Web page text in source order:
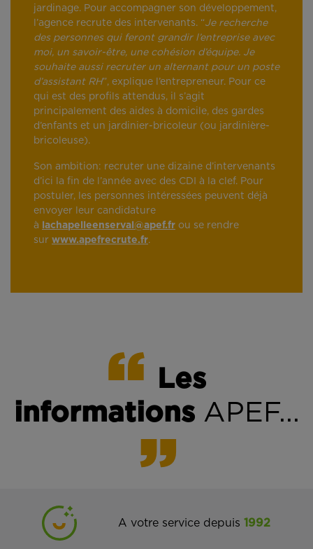
jardinage. Pour accompagner son développement,
l’agence recrute des intervenants. “Je recherche
des personnes qui feront grandir l’entreprise avec
moi, un savoir-être, une cohésion d’équipe. Je
souhaite aussi recruter un alternant pour un poste
d’assistant RH”, explique l’entrepreneur. Pour ce
qui est des profils attendus, il s’agit
principalement des aides à domicile, des gardes
d’enfants et un jardinier-bricoleur (ou jardinière-
bricoleuse).
Son ambition: recruter une dizaine d’intervenants
d’ici la fin de l’année avec des CDI à la clef. Pour
postuler, les personnes intéressées peuvent déjà
envoyer leur candidature
à
lachapelleenserval@apef.fr ou se rendre
sur www.apefrecrute.fr.
Les
informationsAPEF...
A votre service depuis1992